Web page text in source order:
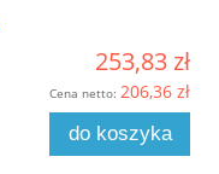
253,83 zł
Cena netto: 206,36 zł
do koszyka